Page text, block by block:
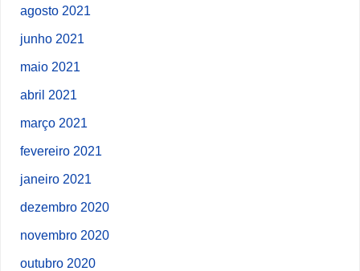
agosto 2021
junho 2021
maio 2021
abril 2021
março 2021
fevereiro 2021
janeiro 2021
dezembro 2020
novembro 2020
outubro 2020